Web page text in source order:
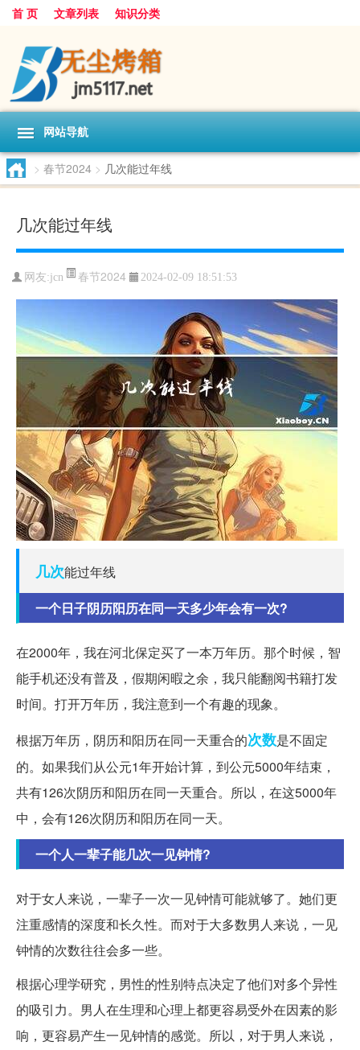
首 页 文章列表 知识分类
网站导航
> 春节2024 > 几次能过年线
几次能过年线
网友:jcn 春节2024 2024-02-09 18:51:53
几次能过年线
一个日子阴历阳历在同一天多少年会有一次?
在2000年，我在河北保定买了一本万年历。那个时候，智
能手机还没有普及，假期闲暇之余，我只能翻阅书籍打发
时间。打开万年历，我注意到一个有趣的现象。
根据万年历，阴历和阳历在同一天重合的次数是不固定
的。如果我们从公元1年开始计算，到公元5000年结束，
共有126次阴历和阳历在同一天重合。所以，在这5000年
中，会有126次阴历和阳历在同一天。
一个人一辈子能几次一见钟情?
对于女人来说，一辈子一次一见钟情可能就够了。她们更
注重感情的深度和长久性。而对于大多数男人来说，一见
钟情的次数往往会多一些。
根据心理学研究，男性的性别特点决定了他们对多个异性
的吸引力。男人在生理和心理上都更容易受外在因素的影
响，更容易产生一见钟情的感觉。所以，对于男人来说，